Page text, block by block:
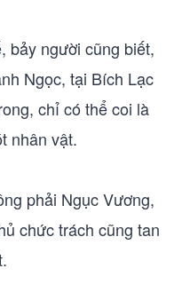
bảy người cũng biết,
Ngọc, tại Bích Lạc
chỉ có thể coi là
nhân vật.
phải Ngục Vương,
chức trách cũng tan